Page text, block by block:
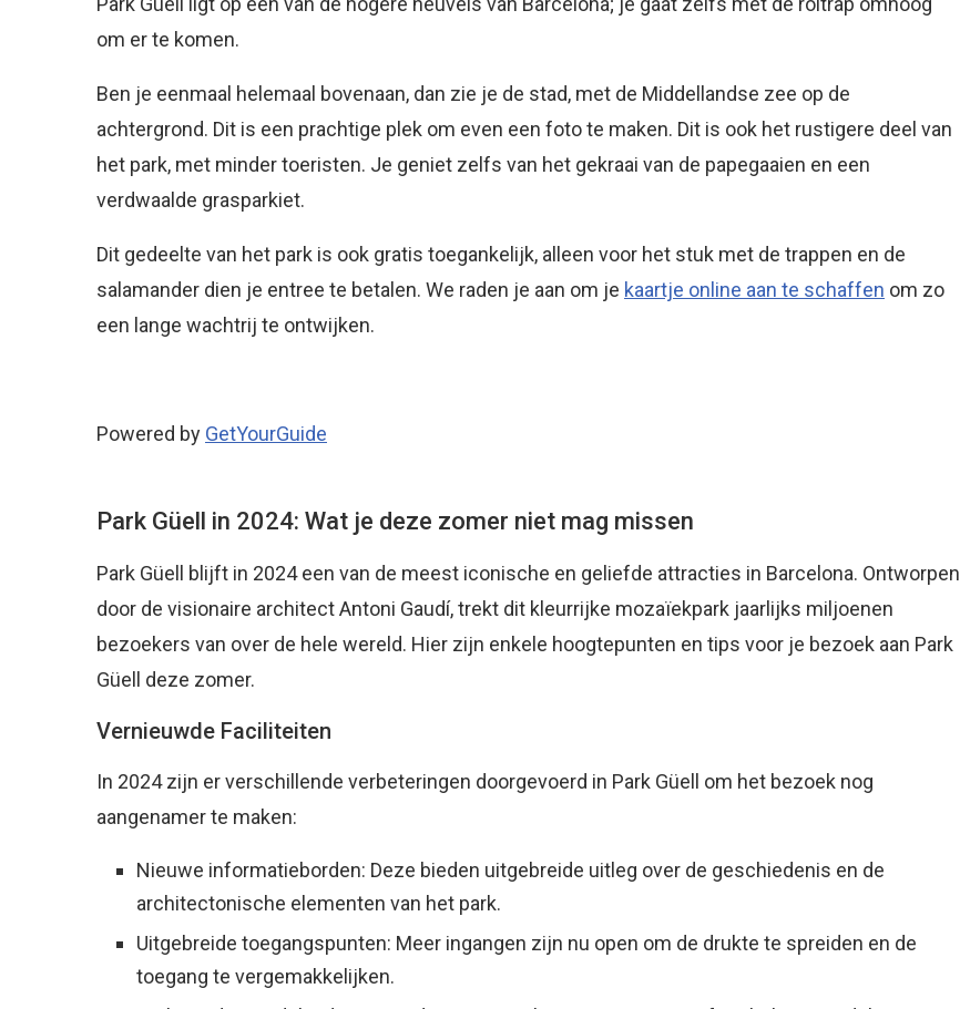
om er te komen.
Ben je eenmaal helemaal bovenaan, dan zie je de stad, met de Middellandse zee op de
achtergrond. Dit is een prachtige plek om even een foto te maken. Dit is ook het rustigere deel van
het park, met minder toeristen. Je geniet zelfs van het gekraai van de papegaaien en een
verdwaalde grasparkiet.
Dit gedeelte van het park is ook gratis toegankelijk, alleen voor het stuk met de trappen en de
salamander dien je entree te betalen. We raden je aan om je kaartje online aan te schaffen om zo
een lange wachtrij te ontwijken.
Powered by GetYourGuide
Park Güell in 2024: Wat je deze zomer niet mag missen
Park Güell blijft in 2024 een van de meest iconische en geliefde attracties in Barcelona. Ontworpen
door de visionaire architect Antoni Gaudí, trekt dit kleurrijke mozaïekpark jaarlijks miljoenen
bezoekers van over de hele wereld. Hier zijn enkele hoogtepunten en tips voor je bezoek aan Park
Güell deze zomer.
Vernieuwde Faciliteiten
In 2024 zijn er verschillende verbeteringen doorgevoerd in Park Güell om het bezoek nog
aangenamer te maken:
Nieuwe informatieborden: Deze bieden uitgebreide uitleg over de geschiedenis en de
architectonische elementen van het park.
Uitgebreide toegangspunten: Meer ingangen zijn nu open om de drukte te spreiden en de
toegang te vergemakkelijken.